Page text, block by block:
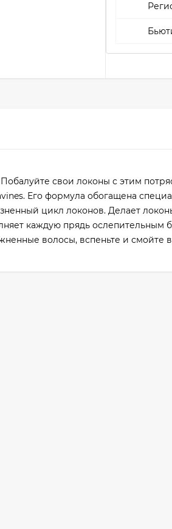
свои локоны с этим
Его формула обогащена
цикл локонов. Делает
каждую прядь ослепительным
волосы, вспеньте и смойте